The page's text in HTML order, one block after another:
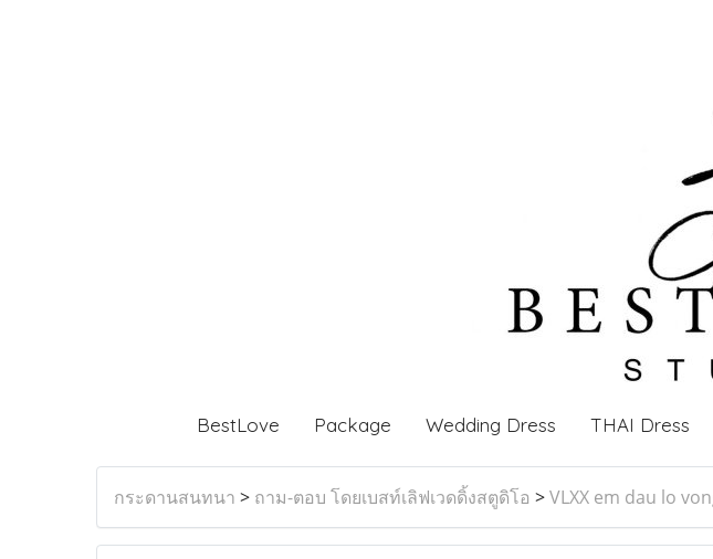
BestLove Package Wedding Dress THAI Dress
กระดานสนทนา > ถาม-ตอบ โดยเบสท์เลิฟเวดดิ้งสตูดิโอ >VLXX em dau lo